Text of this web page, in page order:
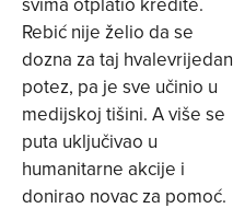
Rebić nije želio da se
dozna za taj hvalevrijedan
potez, pa je sve učinio u
medijskoj tišini. A više se
puta uključivao u
humanitarne akcije i
donirao novac za pomoć.